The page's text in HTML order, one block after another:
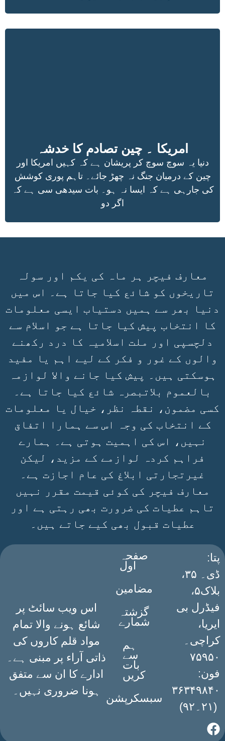
امریکا ۔ چین تصادم کا خدشہ
دنیا یہ سوچ سوچ کر پریشان ہے کہ کہیں امریکا اور
چین کے درمیان جنگ نہ چھڑ جائے۔ تاہم پوری کوشش
کی جارہی ہے کہ ایسا نہ ہو۔ بات سیدھی سی ہے کہ
اگر دو
معارف فیچر ہر ماہ کی یکم اور سولہ
تاریخوں کو شائع کیا جاتا ہے۔ اس میں
دنیا بھر سے ہمیں دستیاب ایسی معلومات
کا انتخاب پیش کیا جاتا ہے جو اسلام سے
دلچسپی اور ملت اسلامیہ کا درد رکھنے
والوں کے غور و فکر کے لیے اہم یا مفید
ہوسکتی ہیں۔ پیش کیا جانے والا لوازمہ
بالعموم بلاتبصرہ شائع کیا جاتا ہے۔
کسی مضمون، نقطہ نظر، خیال یا معلومات
کے انتخاب کی وجہ اس سے ہمارا اتفاق
نہیں، اس کی اہمیت ہوتی ہے۔ ہمارے
فراہم کردہ لوازمے کے مزید، لیکن
غیرتجارتی ابلاغ کی عام اجازت ہے۔
معارف فیچر کی کوئی قیمت مقرر نہیں
تاہم عطیات کی ضرورت بھی رہتی ہے اور
عطیات قبول بھی کیے جاتے ہیں۔
:پتا
ڈی۔ ۳۵،
بلاک۵،
فیڈرل بی
ایریا،
کراچی۔
۷۵۹۵۰
فون:
(۲۱۔۹۲)
صفحہ
اول
مضامین
گزشتہ
شمارے
ہم
سے
بات
کریں
سبسکرپشن
اس ویب سائٹ پر
شائع ہونے والا تمام
مواد قلم کاروں کی
ذاتی آراء پر مبنی ہے۔
ادارے کا ان سے متفق
ہونا ضروری نہیں۔